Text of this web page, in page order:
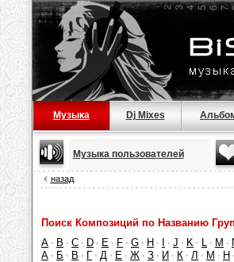
Музыка Dj Mixes
Музыка пользователей
назад
Поиск Композиций по Названию
A · B · C · D · E · F · G · H · · J · K · L · M ·
А · Б · В · Г · Д · Е · Ж · З · И · К · Л · М · Н ·